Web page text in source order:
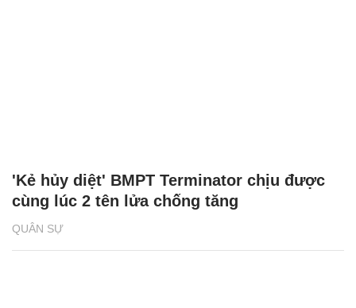
QUÂN SỰ
'Kẻ hủy diệt' BMPT Terminator chịu được
cùng lúc 2 tên lửa chống tăng